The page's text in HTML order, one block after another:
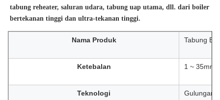
tabung reheater, saluran udara, tabung uap utama, dll. dari boiler
bertekanan tinggi dan ultra-tekanan tinggi.
Nama Produk Tabung
Ketebalan 1 ~ 35mm
Teknologi Gulungan